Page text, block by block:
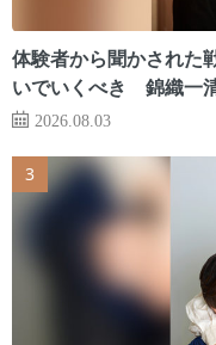
体験者から聞かされた
いでいくべき 錦織一
2026.08.03